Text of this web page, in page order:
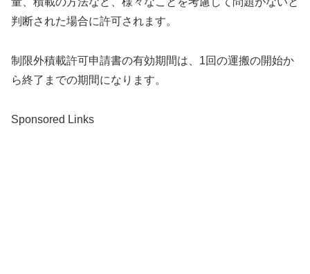
判断された場合に許可されます。
制限外積載許可申請書の有効期間は、1回の運搬の開始か
ら終了までの期間になります。
Sponsored Links